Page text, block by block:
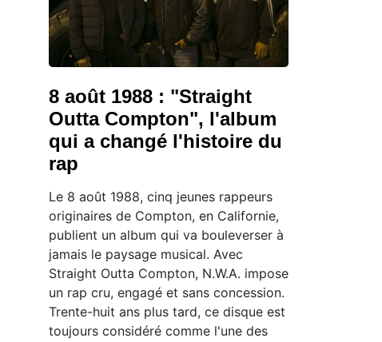
8 août 1988 : "Straight
Outta Compton", l'album
qui a changé l'histoire du
rap
Le 8 août 1988, cinq jeunes rappeurs
originaires de Compton, en Californie,
publient un album qui va bouleverser à
jamais le paysage musical. Avec
Straight Outta Compton, N.W.A. impose
un rap cru, engagé et sans concession.
Trente-huit ans plus tard, ce disque est
toujours considéré comme l'une des